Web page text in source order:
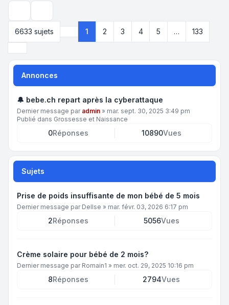
6633 sujets
Page 1 sur133
1 2 3 4 5 …
133
Annonces
🔔 bebe.ch repart après la cyberattaque
Dernier message par admin » mar. sept. 30, 2025 3:49 pm
Publié dans Grossesse et Naissance
0Réponses 10890Vues
Sujets
Prise de poids insuffisante de mon bébé de 5 mois
Dernier message par DelIse » mar. févr. 03, 2026 6:17 pm
2Réponses 5056Vues
Crème solaire pour bébé de 2 mois?
Dernier message par Romain1 » mer. oct. 29, 2025 10:16 pm
8Réponses 2794Vues